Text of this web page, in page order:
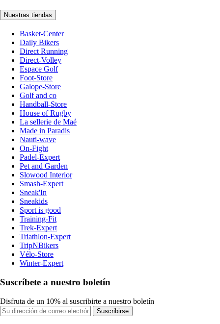
Nuestras tiendas
Basket-Center
Daily Bikers
Direct Running
Direct-Volley
Espace Golf
Foot-Store
Galope-Store
Golf and co
Handball-Store
House of Rugby
La sellerie de Maé
Made in Paradis
Nauti-wave
On-Fight
Padel-Expert
Pet and Garden
Slowood Interior
Smash-Expert
Sneak'In
Sneakids
Sport is good
Training-Fit
Trek-Expert
Triathlon-Expert
TripNBikers
Vélo-Store
Winter-Expert
Suscríbete a nuestro boletín
Disfruta de un 10% al suscribirte a nuestro boletín
Suscribirse